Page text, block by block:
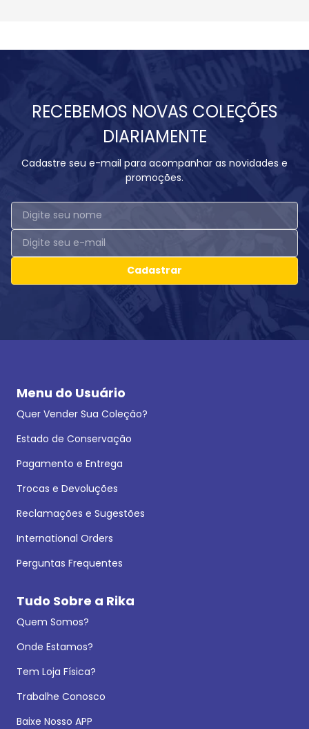
RECEBEMOS NOVAS COLEÇÕES
DIARIAMENTE
Cadastre seu e-mail para acompanhar as novidades e
promoções.
Cadastrar
Menu do Usuário
Quer Vender Sua Coleção?
Estado de Conservação
Pagamento e Entrega
Trocas e Devoluções
Reclamações e Sugestões
International Orders
Perguntas Frequentes
Tudo Sobre a Rika
Quem Somos?
Onde Estamos?
Tem Loja Física?
Trabalhe Conosco
Baixe Nosso APP